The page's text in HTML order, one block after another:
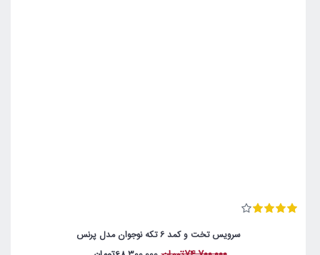
سرویس تخت و کمد 6 تکه نوجوان مدل پرنس